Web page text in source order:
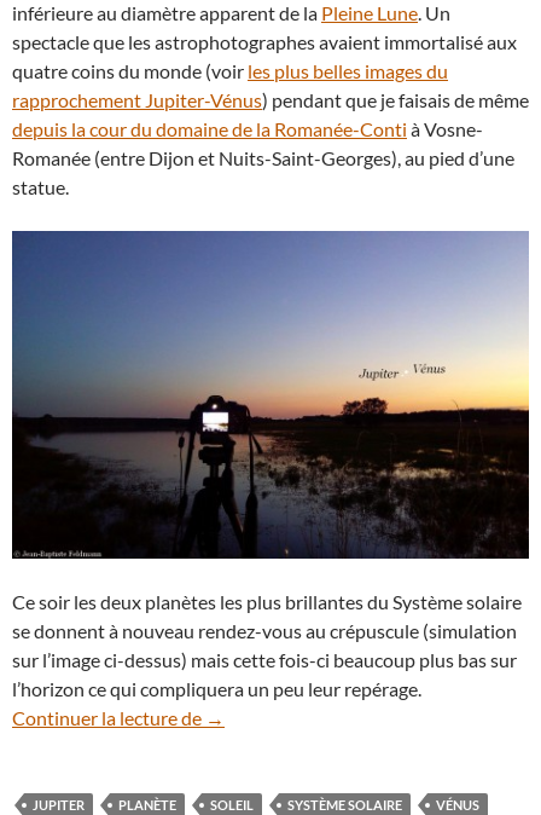
inférieure au diamètre apparent de la Pleine Lune. Un
spectacle que les astrophotographes avaient immortalisé aux
quatre coins du monde (voir les plus belles images du
rapprochement Jupiter-Vénus) pendant que je faisais de même
depuis la cour du domaine de la Romanée-Conti à Vosne-
Romanée (entre Dijon et Nuits-Saint-Georges), au pied d’une
statue.
Ce soir les deux planètes les plus brillantes du Système solaire
se donnent à nouveau rendez-vous au crépuscule (simulation
sur l’image ci-dessus) mais cette fois-ci beaucoup plus bas sur
l’horizon ce qui compliquera un peu leur repérage.
Continuer la lecture de 27 août : Vénus et Jupiter ont rendez-
→
JUPITER PLANÈTE SOLEIL SYSTÈME SOLAIRE VÉNUS